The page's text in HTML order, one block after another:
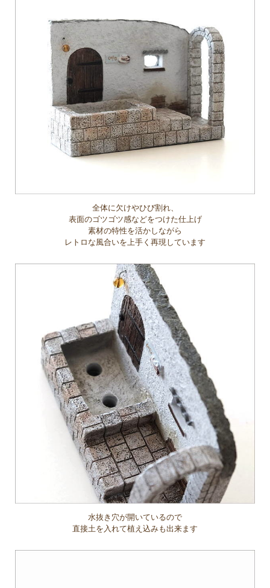
全体に欠けやひび割れ、
表面のゴツゴツ感などをつけた仕上げ
素材の特性を活かしながら
レトロな風合いを上手く再現しています
水抜き穴が開いているので
直接土を入れて植え込みも出来ます